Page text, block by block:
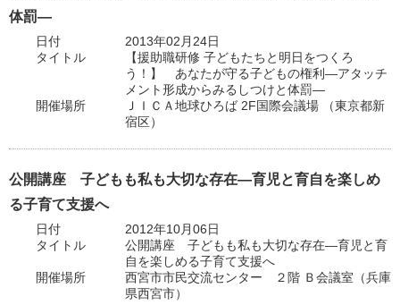
体罰―
日付
2013年02月24日
タイトル
【援助職研修 子どもたちと明日をつくろ
う！】 あなたが守る子どもの権利―アタッチ
メント形成からみるしつけと体罰―
開催場所
ＪＩＣＡ地球ひろば 2F国際会議場 （東京都新
宿区）
公開講座 子どもも私も大切な存在―育児と育自を楽しめ
る子育て支援へ
日付
2012年10月06日
タイトル
公開講座 子どもも私も大切な存在―育児と育
自を楽しめる子育て支援へ
開催場所
西宮市市民交流センター ２階 Ｂ会議室（兵庫
県西宮市）